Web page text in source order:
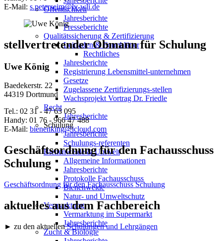
Öffentlichkeit
Jahresberichte
Presseberichte
Qualitätssicherung & Zertifizierung
Leitfaden & Formblätter
Rechtliches
Jahresberichte
Registrierung Lebensmittel-unternehmen
Gesetze
Zugelassene Zertifizierungs-stellen
Wachsprojekt Vortrag Dr. Friedle
Recht
Jahresberichte
Schulung
Jahresberichte
Schulungs-referenten
Bienenweide & Umwelt
Allgemeine Informationen
Jahresberichte
Protokolle Fachausschuss
Bienenweide
Natur- und Umweltschutz
Vermarktung
Vermarktung im Supermarkt
Jahresberichte
Zucht & Biologie
E-Mail: s.peterseim@lv-wli.de
stellvertretender Obmann für Schulung
Uwe König
Baedekerstr. 22
44319 Dortmund
Tel.: 02 31 - 47 63 095
Handy: 01 76 - 966 47 488
E-Mail: bienenking@icloud.com
Geschäftsordnung für den Fachausschuss
Schulung
Geschäftsordnung für den Fachausschuss Schulung
aktuelles aus dem Fachbereich
► zu den aktuellenSchulungen und Lehrgängen